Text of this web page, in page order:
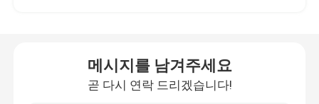
몰드 스프링 ISO10243
메시지를 남겨주세요
곧 다시 연락 드리겠습니다!